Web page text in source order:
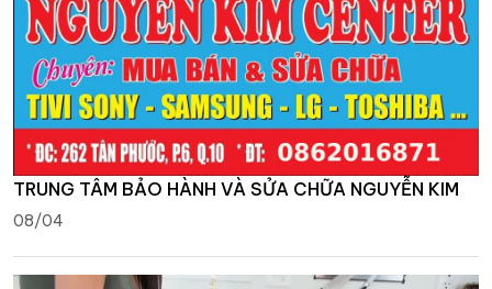
TRUNG TÂM BẢO HÀNH VÀ SỬA CHỮA NGUYỄN KIM
08/04